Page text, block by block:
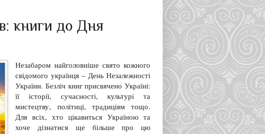
книги до Дня
Незабаром найголовніше свято кожного
свідомого українця – День Незалежності
України. Безліч книг присвячено Україні:
її історії, сучасності, культурі та
мистецтву, політиці, традиціям тощо.
Для всіх, хто цікавиться Україною та
хоче дізнатися ще більше про цю